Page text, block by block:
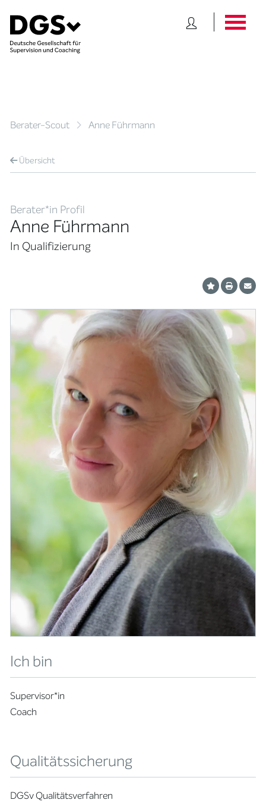
Berater-Scout Anne Führmann
Übersicht
Berater*in Profil
Anne Führmann
In Qualifizierung
Ich bin
Supervisor*in
Coach
Qualitätssicherung
DGSv Qualitätsverfahren